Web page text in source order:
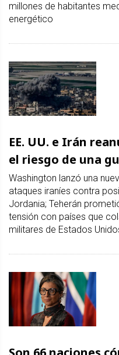
millones de habitantes
energético
EE. UU. e Irán
el riesgo de una
Washington lanzó una
ataques iraníes contra
Jordania; Teherán
tensión con países que
militares de Estados